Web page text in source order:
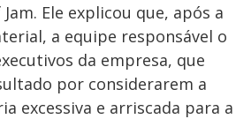
Ele explicou que, após a
a equipe responsável o
da empresa, que
por considerarem a
excessiva e arriscada para a